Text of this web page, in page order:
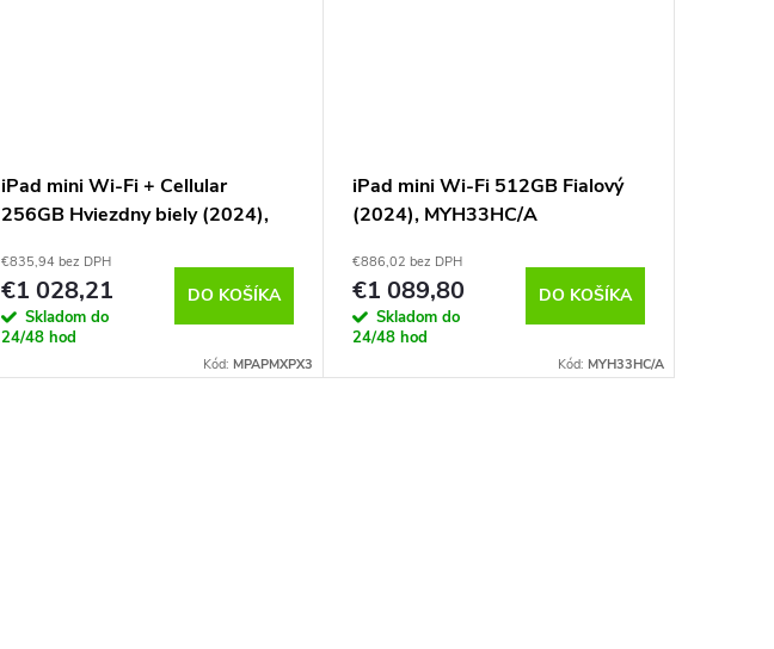
iPad mini Wi-Fi + Cellular
256GB Hviezdny biely (2024),
€835,94 bez DPH
€1 028,21
Skladom do
24/48 hod
DO KOŠÍKA
Kód: MPAPMXPX3
iPad mini Wi-Fi 512GB Fialový
(2024), MYH33HC/A
€886,02 bez DPH
€1 089,80
Skladom do
24/48 hod
DO KOŠÍKA
Kód: MYH33HC/A